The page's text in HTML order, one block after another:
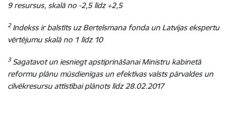
9 resursus, skalā no -2,5 līdz +2,5
2Indekss ir balstīts uz Bertelsmana fonda un Latvijas ekspertu
vērtējumu skalā no 1 līdz 10
3Sagatavot un iesniegt apstiprināšanai Ministru kabinetā
reformu plānu mūsdienīgas un efektīvas valsts pārvaldes un
cilvēkresursu attīstībai plānots līdz 28.02.2017